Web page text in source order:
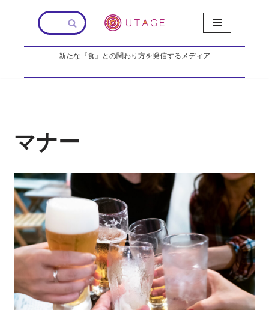
ッ
新たな『食』との関わり方を発信するメディア
マナー